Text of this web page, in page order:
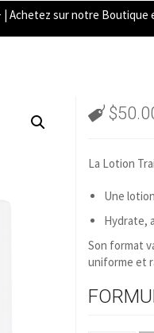
+ | Achetez sur notre Boutique
$
La Lotion
Une
Hydrate,
Son format
uniforme et